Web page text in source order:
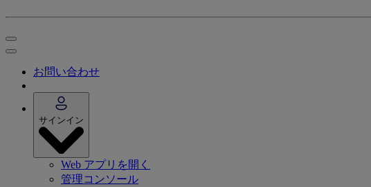
お問い合わせ
サインイン
Web アプリを開く
管理コンソール